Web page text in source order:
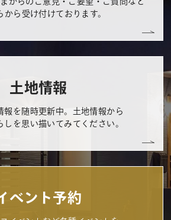
から受け付けております。
土地情報
報を随時更新中。土地情報から
を思い描いてみてください。
ベント予約